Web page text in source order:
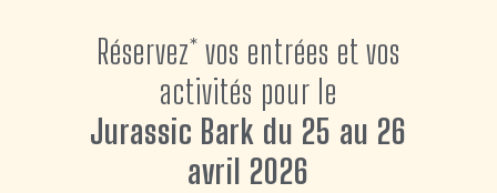
accessoires alimentation
Voir l'exposant
Réservez* vos entrées et vos
activités pour le
Jurassic Bark du 25 au 26
avril 2026